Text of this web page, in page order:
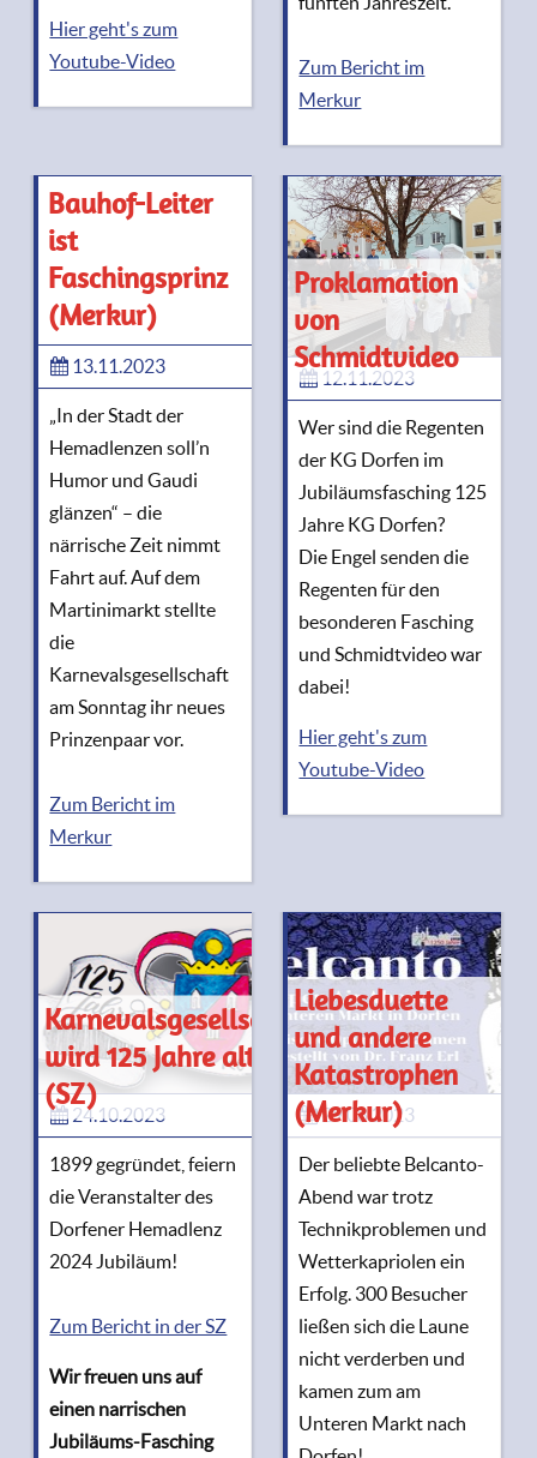
Hier geht's zum
Youtube-Video
Zum Bericht im
Merkur
Bauhof-Leiter
ist
Faschingsprinz
(Merkur)
13.11.2023
„In der Stadt der
Hemadlenzen soll’n
Humor und Gaudi
glänzen“ – die
närrische Zeit nimmt
Fahrt auf. Auf dem
Martinimarkt stellte
die
Karnevalsgesellschaft
am Sonntag ihr neues
Prinzenpaar vor.
Zum Bericht im
Merkur
Proklamation
von
Schmidtvideo
12.11.2023
Wer sind die Regenten
der KG Dorfen im
Jubiläumsfasching 125
Jahre KG Dorfen?
Die Engel senden die
Regenten für den
besonderen Fasching
und Schmidtvideo war
dabei!
Hier geht's zum
Youtube-Video
Karnevalsgesellschaft
wird 125 Jahre alt
(SZ)
24.10.2023
1899 gegründet, feiern
die Veranstalter des
Dorfener Hemadlenz
2024 Jubiläum!
Zum Bericht in der SZ
Wir freuen uns auf
einen narrischen
Jubiläums-Fasching
Liebesduette
und andere
Katastrophen
(Merkur)
29.08.2023
Der beliebte Belcanto-
Abend war trotz
Technikproblemen und
Wetterkapriolen ein
Erfolg. 300 Besucher
ließen sich die Laune
nicht verderben und
kamen zum am
Unteren Markt nach